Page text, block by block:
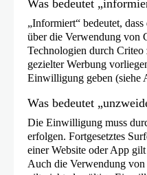
Was bedeutet
„Informiert“ bedeutet,
über die Verwendung von
Technologien durch
gezielter Werbung
Einwilligung geben (siehe
Was bedeutet
Die Einwilligung muss
erfolgen. Fortgesetztes
einer Website oder App
Auch die Verwendung von